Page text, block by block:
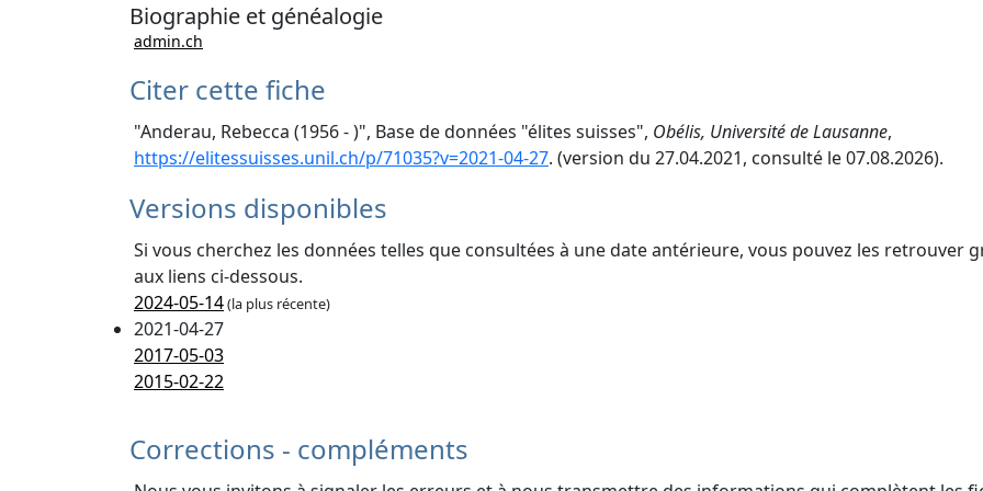
Biographie et généalogie
admin.ch
Citer cette fiche
"Anderau, Rebecca (1956 - )", Base de données "élites suisses", Obélis, Université de Lausanne,
https://elitessuisses.unil.ch/p/71035?v=2021-04-27. (version du 27.04.2021, consulté le 07.08.2026).
Versions disponibles
Si vous cherchez les données telles que consultées à une date antérieure, vous pouvez les retrouver
aux liens ci-dessous.
2024-05-14(la plus récente)
2021-04-27
2017-05-03
2015-02-22
Corrections - compléments